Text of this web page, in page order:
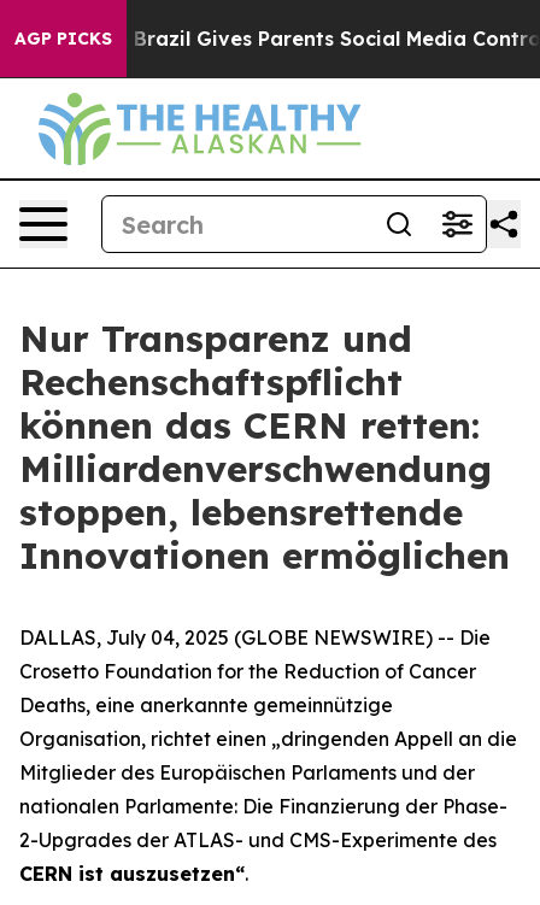
AGP PICKS
Youth Brazil Gives Parents Social Media Controls
Nur Transparenz und
Rechenschaftspflicht
können das CERN retten:
Milliardenverschwendung
stoppen, lebensrettende
Innovationen ermöglichen
DALLAS, July 04, 2025 (GLOBE NEWSWIRE) -- Die
Crosetto Foundation for the Reduction of Cancer
Deaths, eine anerkannte gemeinnützige
Organisation, richtet einen „dringenden Appell an die
Mitglieder des Europäischen Parlaments und der
nationalen Parlamente: Die Finanzierung der Phase-
2-Upgrades der ATLAS- und CMS-Experimente des
CERN ist auszusetzen“.